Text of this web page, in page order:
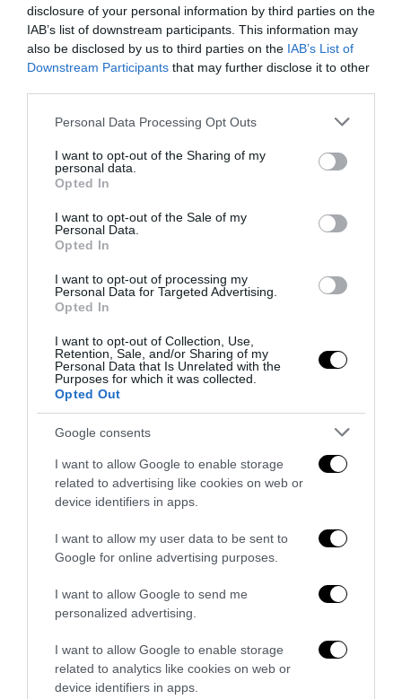
disclosure of your personal information by third parties on the
IAB’s list of downstream participants. This information may
also be disclosed by us to third parties on the IAB’s List of
Downstream Participants that may further disclose it to other
Please note that this website/app uses one or more Google
not limited to your visit or usage behaviour. You may click to
grant or deny consent to Google and its third-party tags to
use your data for below specified purposes in below Google
consent section.
Personal Data Processing Opt Outs
I want to opt-out of the Sharing of my
personal data.
Opted In
I want to opt-out of the Sale of my
Personal Data.
Opted In
I want to opt-out of processing my
Personal Data for Targeted Advertising.
Opted In
I want to opt-out of Collection, Use,
Retention, Sale, and/or Sharing of my
Personal Data that Is Unrelated with the
Purposes for which it was collected.
Opted Out
Google consents
I want to allow Google to enable storage
related to advertising like cookies on web or
device identifiers in apps.
I want to allow my user data to be sent to
Google for online advertising purposes.
I want to allow Google to send me
personalized advertising.
I want to allow Google to enable storage
related to analytics like cookies on web or
device identifiers in apps.
Il caso Fakir secondo gli antifascisti: dal vittimismo alla
Se il miglior ricordo di Borsellino diventa il non ricordo